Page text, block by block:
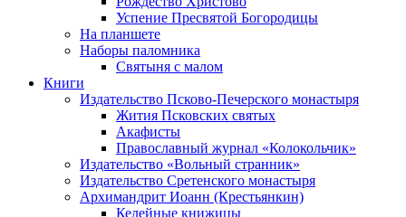
Успение Пресвятой Богородицы
На планшете
Наборы паломника
Святыня с малом
Книги
Издательство Псково-Печерского монастыря
Жития Псковских святых
Акафисты
Православный журнал «Колокольчик»
Издательство «Вольный странник»
Издательство Сретенского монастыря
Архимандрит Иоанн (Крестьянкин)
Келейные книжицы